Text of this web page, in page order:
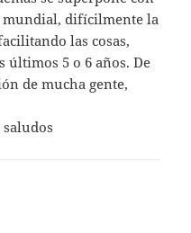
mundial, difícilmente la
las cosas,
últimos 5 o 6 años. De
de mucha gente,
saludos